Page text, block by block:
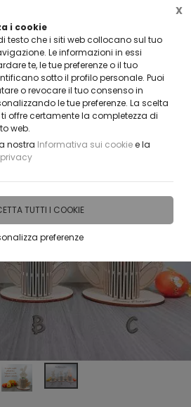
i cookie
testo che i siti web collocano sul tuo
Le informazioni in essi
te, le tue preferenze o il tuo
sotto il profilo personale. Puoi
o revocare il tuo consenso in
le tue preferenze. La scelta
offre certamente la completezza di
web.
nostra Informativa sui cookiee la
TUTTI I COOKIE
preferenze
X
CLICCA E SCOPRI I COUPON ATTIVI ADESSO
PRODOTTI SUDDIVISI PER EVENTI E